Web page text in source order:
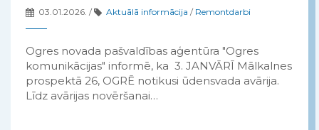
03.01.2026. / Aktuālā informācija / Remontdarbi
Ogres novada pašvaldības aģentūra "Ogres
komunikācijas" informē, ka 3. JANVĀRĪ Mālkalnes
prospektā 26, OGRĒ notikusi ūdensvada avārija.
Līdz avārijas novēršanai…